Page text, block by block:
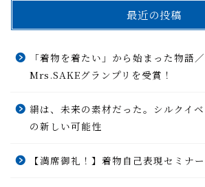
最近の投稿
「着物を着たい」から始まった物語
Mrs.SAKEグランプリを受賞！
絹は、未来の素材だった。シルクイ
の新しい可能性
【満席御礼！】着物自己表現セミナ